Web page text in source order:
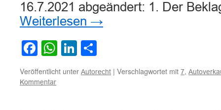
16.7.2021 abgeändert: 1. Der
Weiterlesen →
Facebook
WhatsApp
LinkedIn
Veröffentlicht unter Autorecht | Verschlagwortet mit 7,
Kommentar